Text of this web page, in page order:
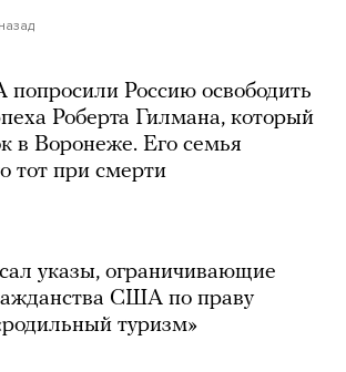
Россию освободить
Роберта Гилмана, который
в Воронеже. Его семья
тот при смерти
указы, ограничивающие
США по праву
туризм»